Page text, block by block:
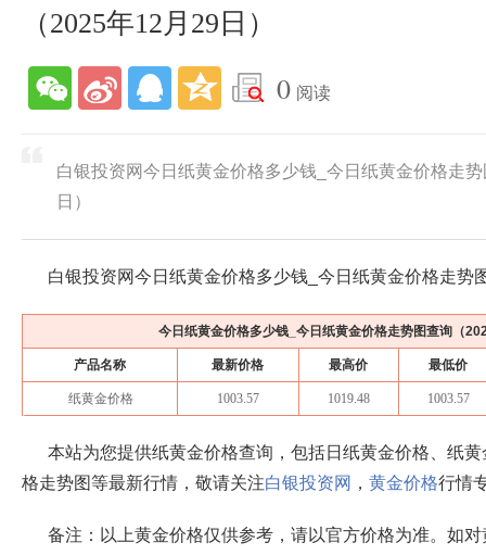
（2025年12月29日）
0 阅读
白银投资网今日纸黄金价格多少钱_今日纸黄金价格走
日）
白银投资网今日纸黄金价格多少钱_今日纸黄金价格走势
今日纸黄金价格多少钱_今日纸黄金价格走势图查询（
产品名称 最新价格 最高价 最低价
纸黄金价格 1003.57 1019.48 1003.57
本站为您提供纸黄金价格查询，包括日纸黄金价格、纸
格走势图等最新行情，敬请关注白银投资网 ， 黄金价格行情
备注：以上黄金价格仅供参考，请以官方价格为准。如